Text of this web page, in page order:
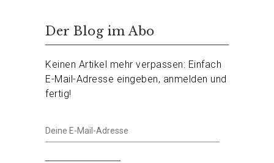
Der Blog im Abo
Keinen Artikel mehr verpassen: Einfach
E-Mail-Adresse eingeben, anmelden und
fertig!
Deine
E-